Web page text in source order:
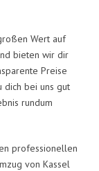
Wert auf
bieten wir dir
Preise
dich bei uns gut
rundum
professionellen
von Kassel